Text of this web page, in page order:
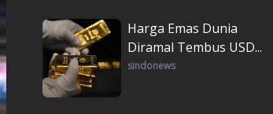
Harga Emas Dunia
Diramal Tembus USD...
sindonews